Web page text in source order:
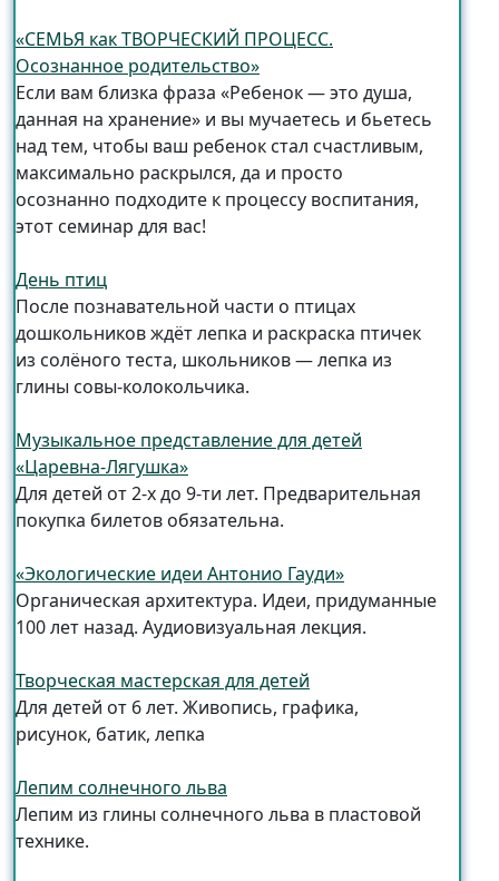
«СЕМЬЯ как ТВОРЧЕСКИЙ ПРОЦЕСС.
Осознанное родительство»
Если вам близка фраза «Ребенок — это душа,
данная на хранение» и вы мучаетесь и бьетесь
над тем, чтобы ваш ребенок стал счастливым,
максимально раскрылся, да и просто
осознанно подходите к процессу воспитания,
этот семинар для вас!
День птиц
После познавательной части о птицах
дошкольников ждёт лепка и раскраска птичек
из солёного теста, школьников — лепка из
глины совы-колокольчика.
Музыкальное представление для детей
«Царевна-Лягушка»
Для детей от 2-х до 9-ти лет. Предварительная
покупка билетов обязательна.
«Экологические идеи Антонио Гауди»
Органическая архитектура. Идеи, придуманные
100 лет назад. Аудиовизуальная лекция.
Творческая мастерская для детей
Для детей от 6 лет. Живопись, графика,
рисунок, батик, лепка
Лепим солнечного льва
Лепим из глины солнечного льва в пластовой
технике.